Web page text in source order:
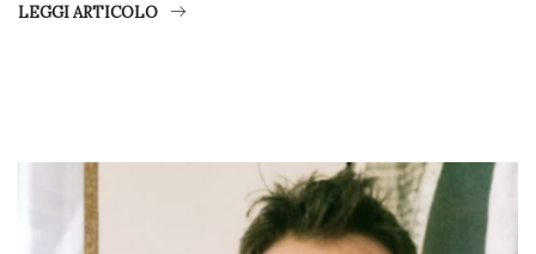
LEGGI ARTICOLO